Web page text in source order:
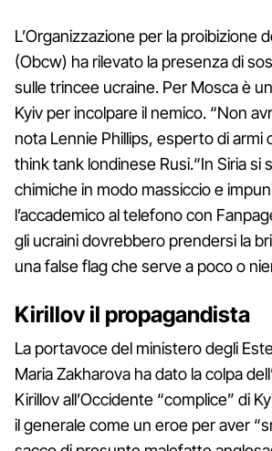
L’Organizzazione per la proibizione
(Obcw) ha rilevato la presenza di
sulle trincee ucraine. Per Mosca è
Kyiv per incolpare il nemico. “Non
nota Lennie Phillips, esperto di armi
think tank londinese Rusi.“In Siria si
chimiche in modo massiccio e
l’accademico al telefono con
gli ucraini dovrebbero prendersi la
una false flag che serve a poco o
Kirillov il propagandista
La portavoce del ministero degli
Maria Zakharova ha dato la colpa
Kirillov all’Occidente “complice” di
il generale come un eroe per aver